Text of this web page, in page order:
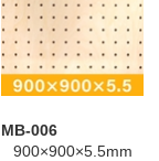
MB-006
900×900×5.5mm